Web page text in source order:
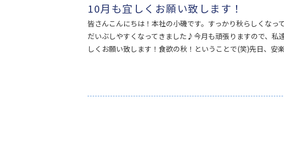
10月も宜しくお願い致します！
皆さんこんにちは！本社の小磯です。すっかり秋らしくなっ
だいぶしやすくなってきました♪今月も頑張りますので、私
しくお願い致します！食欲の秋！ということで(笑)先日、安